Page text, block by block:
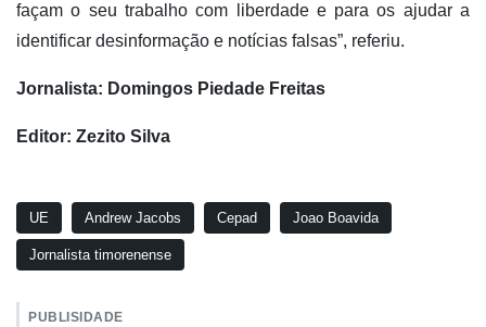
façam o seu trabalho com liberdade e para os ajudar a
identificar desinformação e notícias falsas”, referiu.
Jornalista: Domingos Piedade Freitas
Editor: Zezito Silva
UE Andrew Jacobs Cepad Joao Boavida
Jornalista timorenense
PUBLISIDADE